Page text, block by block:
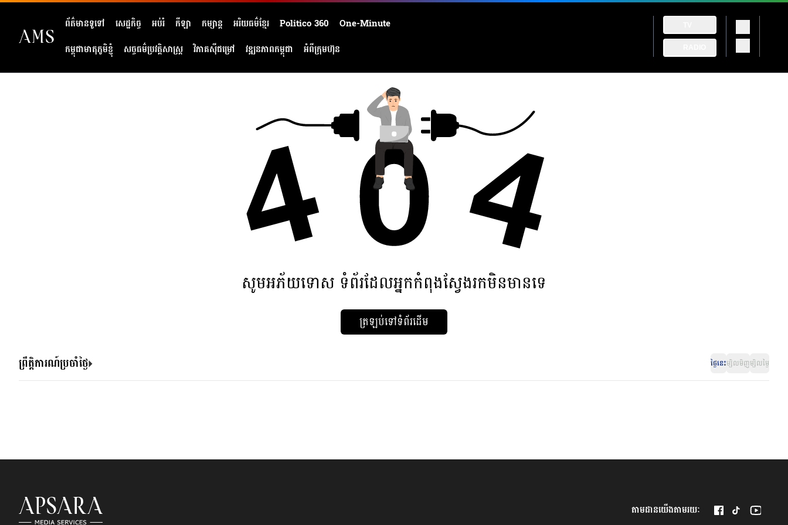
ព័ត៌មានទូទៅ សេដ្ឋកិច្ច អប់រំ កីឡា កម្សាន្ត អរិយធម៌ខ្មែរ Politico 360
One-Minute
កម្ពុជាមាតុភូមិខ្ញុំ
សច្ចធម៌ប្រវត្តិសាស្ត្រ វិភាគសុីជម្រៅ វឌ្ឍនភាពកម្ពុជា អំពីក្រុមហ៊ុន
សូមអភ័យទោស ទំព័រដែលអ្នកកំពុងស្វែងរកមិនមានទេ
ត្រឡប់ទៅទំព័រដើម
ព្រឹត្តិការណ៍ប្រចាំថ្ងៃ ថ្ងៃនេះម្សិលមិញម្សិលម្ងៃ
តាមដានយើងតាមរយៈ